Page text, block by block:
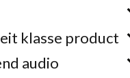
klasse product
audio